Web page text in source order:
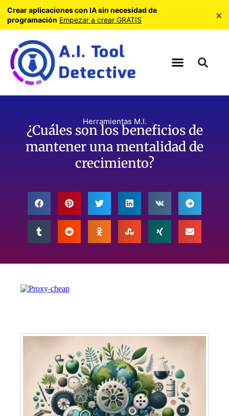
Herramientas M.I.
¿Cuáles son los beneficios de
mantener una mentalidad de
crecimiento?
Crear aplicaciones con IA sin necesidad de
programación Empezar a crear GRATIS ×